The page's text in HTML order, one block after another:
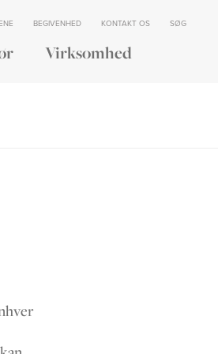
BEGIVENHED KONTAKT OS SØG
Virksomhed